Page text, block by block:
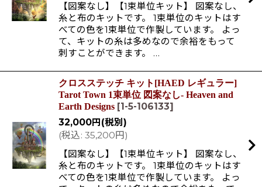
【図案なし】【1束単位キット】 図案なし、
糸と布のキットです。 1束単位のキットはす
べての色を1束単位で作製しています。 よっ
て、キットの糸は多めなので余裕をもって
刺すことができます。 …
クロスステッチ キット[HAED レギュラー]
Tarot Town 1束単位 図案なし- Heaven and
Earth Designs [1-5-106133]
32,000円 (税別)
(税込: 35,200円 )
【図案なし】【1束単位キット】 図案なし、
糸と布のキットです。 1束単位のキットはす
べての色を1束単位で作製しています。 よっ